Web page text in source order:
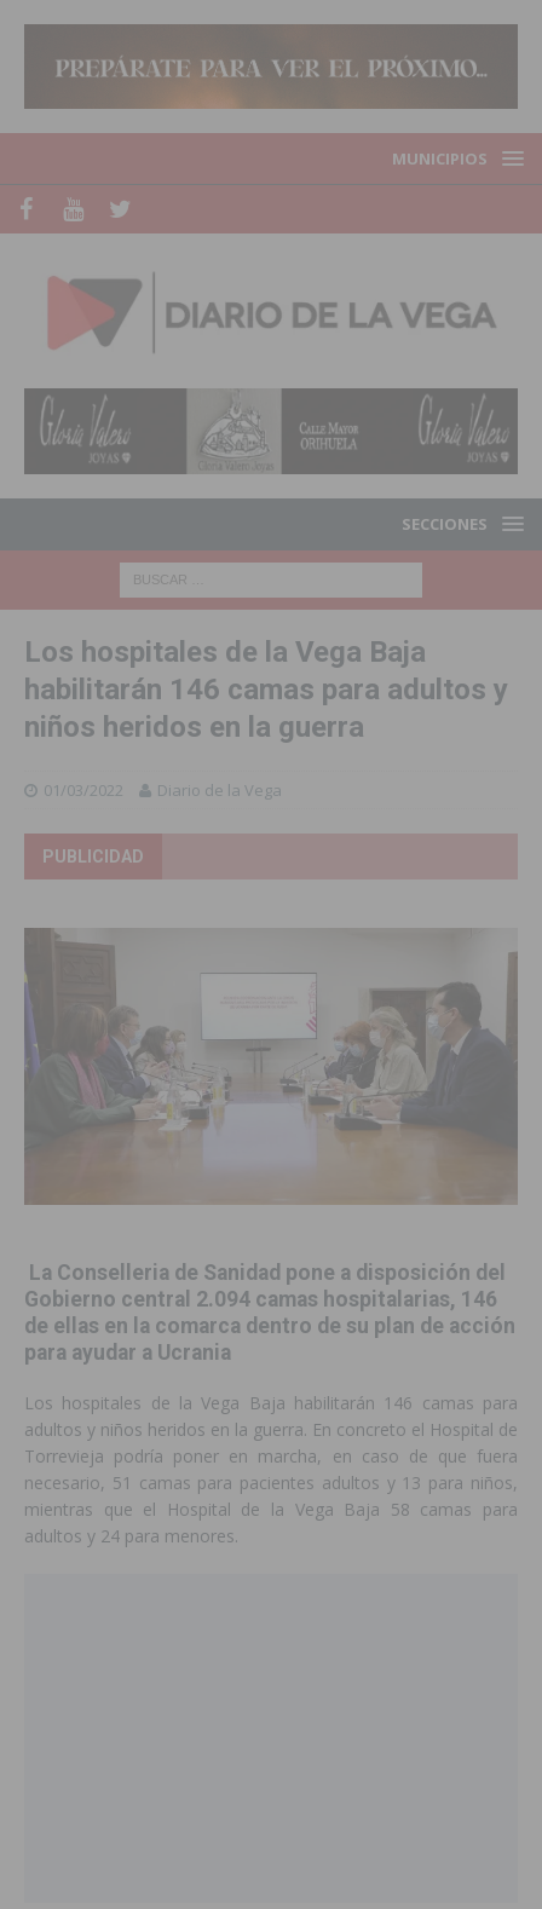
MUNICIPIOS
SECCIONES
Los hospitales de la Vega Baja
habilitarán 146 camas para adultos y
niños heridos en la guerra
01/03/2022 Diario de la Vega
PUBLICIDAD
La Conselleria de Sanidad pone a disposición del
Gobierno central 2.094 camas hospitalarias, 146
de ellas en la comarca dentro de su plan de acción
para ayudar a Ucrania
Los hospitales de la Vega Baja habilitarán 146 camas para
adultos y niños heridos en la guerra. En concreto el Hospital de
Torrevieja podría poner en marcha, en caso de que fuera
necesario, 51 camas para pacientes adultos y 13 para niños,
mientras que el Hospital de la Vega Baja 58 camas para
adultos y 24 para menores.